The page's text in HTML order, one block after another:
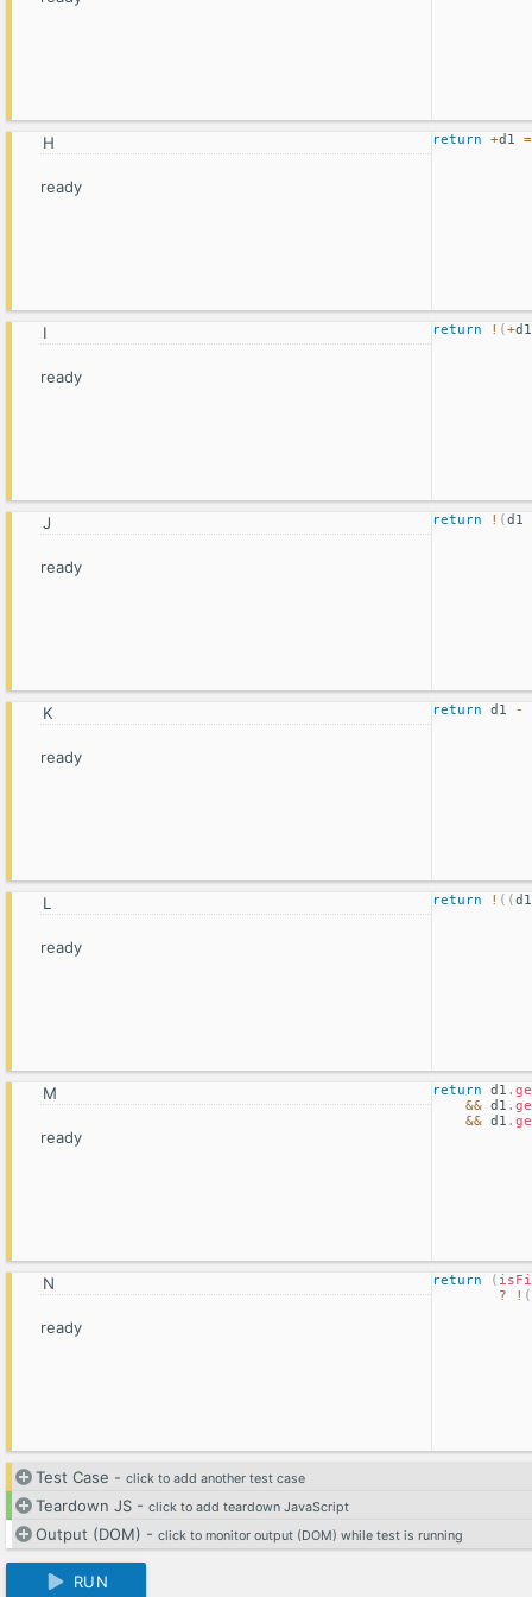
ready
return +d1
ready
return ! (+d1
ready
return ! (d1
ready
return d1 -
ready
return ! ( (d1
ready
return d1 .
&& d1 .
&& d1 .
ready
return (
?
! (
Test Case - click to add another test case
Teardown JS - click to add teardown JavaScript
Output (DOM) - click to monitor output (DOM) while test is running
RUN